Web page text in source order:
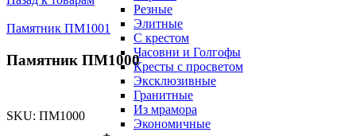
Резные
Элитные
С крестом
Часовни и Голгофы
Кресты с просветом
Эксклюзивные
Гранитные
Из мрамора
Экономичные
Памятник ПМ1001
Памятник ПМ1000
SKU: ПМ1000